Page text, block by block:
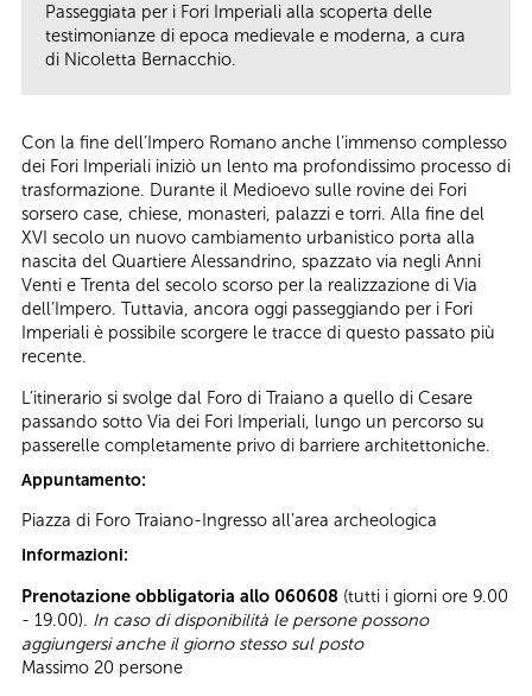
Passeggiata per i Fori Imperiali alla scoperta delle
testimonianze di epoca medievale e moderna, a cura
di Nicoletta Bernacchio.
Con la fine dell’Impero Romano anche l’immenso complesso
dei Fori Imperiali iniziò un lento ma profondissimo processo di
trasformazione. Durante il Medioevo sulle rovine dei Fori
sorsero case, chiese, monasteri, palazzi e torri. Alla fine del
XVI secolo un nuovo cambiamento urbanistico porta alla
nascita del Quartiere Alessandrino, spazzato via negli Anni
Venti e Trenta del secolo scorso per la realizzazione di Via
dell’Impero. Tuttavia, ancora oggi passeggiando per i Fori
Imperiali è possibile scorgere le tracce di questo passato più
recente.
L’itinerario si svolge dal Foro di Traiano a quello di Cesare
passando sotto Via dei Fori Imperiali, lungo un percorso su
passerelle completamente privo di barriere architettoniche.
Appuntamento:
Piazza di Foro Traiano-Ingresso all’area archeologica
Informazioni:
Prenotazione obbligatoria allo 060608 (tutti i giorni ore 9.00
- 19.00). In caso di disponibilità le persone possono
aggiungersi anche il giorno stesso sul posto
Massimo 20 persone